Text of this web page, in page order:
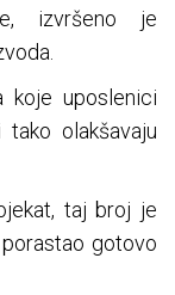
izvršeno je
koje uposlenici
olakšavaju
taj broj je
gotovo